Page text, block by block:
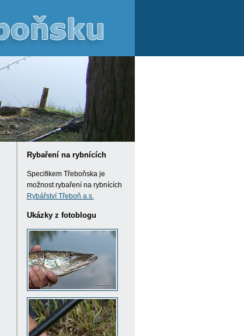
Rybaření na rybnících
Specifikem Třeboňska je
možnost rybaření na rybnících
Rybářství Třeboň a.s.
Ukázky z fotoblogu